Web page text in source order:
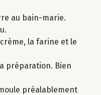
au bain-marie.
la farine et le
préparation. Bien
préalablement